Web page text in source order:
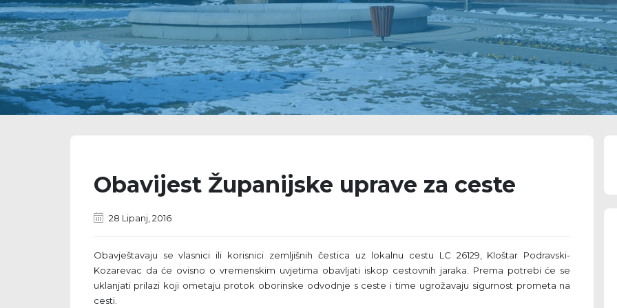
Obavijest Županijske uprave za ceste
28 Lipanj, 2016
Obavještavaju se vlasnici ili korisnici zemljišnih čestica uz lokalnu cestu LC 26129, Kloštar Podravski-
Kozarevac da će ovisno o vremenskim uvjetima obavljati iskop cestovnih jaraka. Prema potrebi će se
uklanjati prilazi koji ometaju protok oborinske odvodnje s ceste i time ugrožavaju sigurnost prometa na
cesti.